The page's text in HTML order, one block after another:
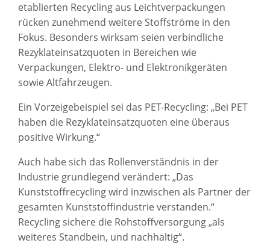
etablierten Recycling aus Leichtverpackungen
rücken zunehmend weitere Stoffströme in den
Fokus. Besonders wirksam seien verbindliche
Rezyklateinsatzquoten in Bereichen wie
Verpackungen, Elektro- und Elektronikgeräten
sowie Altfahrzeugen.
Ein Vorzeigebeispiel sei das PET-Recycling: „Bei PET
haben die Rezyklateinsatzquoten eine überaus
positive Wirkung.“
Auch habe sich das Rollenverständnis in der
Industrie grundlegend verändert: „Das
Kunststoffrecycling wird inzwischen als Partner der
gesamten Kunststoffindustrie verstanden.“
Recycling sichere die Rohstoffversorgung „als
weiteres Standbein, und nachhaltig“.